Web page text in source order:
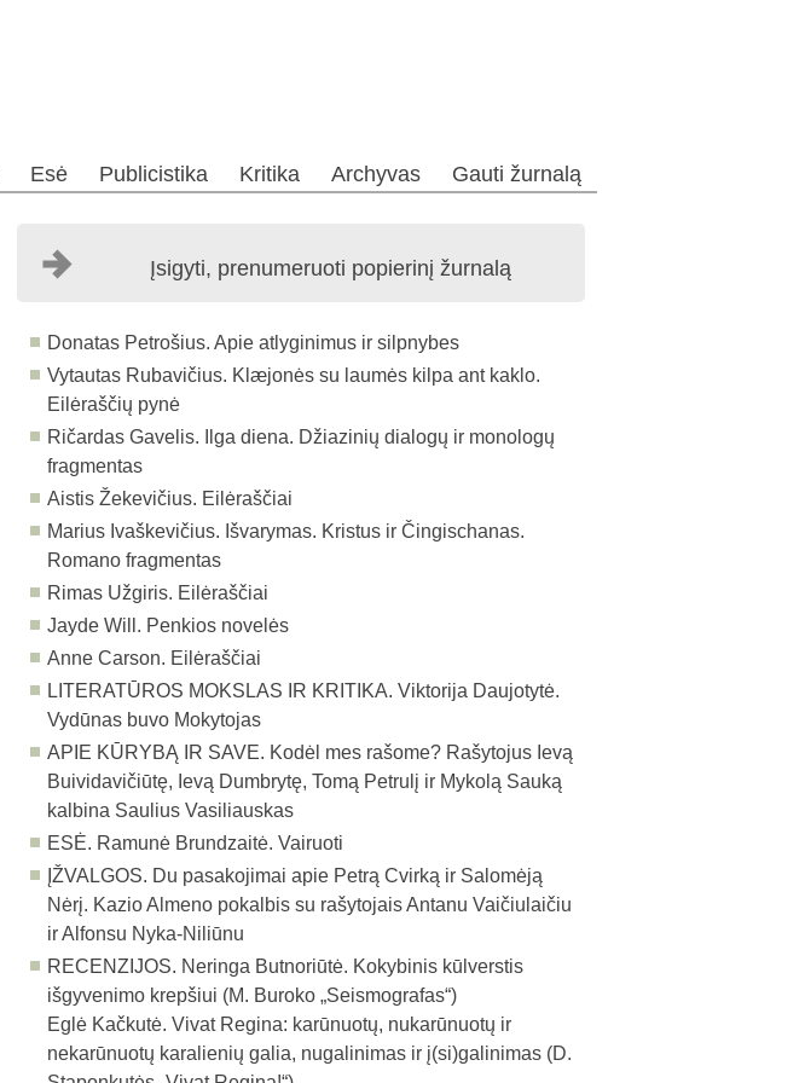
Esė Publicistika Kritika Archyvas Gauti žurnalą
Įsigyti, prenumeruoti popierinį žurnalą
Donatas Petrošius. Apie atlyginimus ir silpnybes
Vytautas Rubavičius. Klæjonės su laumės kilpa ant kaklo.
Eilėraščių pynė
Ričardas Gavelis. Ilga diena. Džiazinių dialogų ir monologų
fragmentas
Aistis Žekevičius. Eilėraščiai
Marius Ivaškevičius. Išvarymas. Kristus ir Čingischanas.
Romano fragmentas
Rimas Užgiris. Eilėraščiai
Jayde Will. Penkios novelės
Anne Carson. Eilėraščiai
LITERATŪROS MOKSLAS IR KRITIKA. Viktorija Daujotytė.
Vydūnas buvo Mokytojas
APIE KŪRYBĄ IR SAVE. Kodėl mes rašome? Rašytojus Ievą
Buividavičiūtę, Ievą Dumbrytę, Tomą Petrulį ir Mykolą Sauką
kalbina Saulius Vasiliauskas
ESĖ. Ramunė Brundzaitė. Vairuoti
ĮŽVALGOS. Du pasakojimai apie Petrą Cvirką ir Salomėją
Nėrį. Kazio Almeno pokalbis su rašytojais Antanu Vaičiulaičiu
ir Alfonsu Nyka-Niliūnu
RECENZIJOS. Neringa Butnoriūtė. Kokybinis kūlverstis
išgyvenimo krepšiui (M. Buroko „Seismografas“)
Eglė Kačkutė. Vivat Regina: karūnuotų, nukarūnuotų ir
nekarūnuotų karalienių galia, nugalinimas ir į(si)galinimas (D.